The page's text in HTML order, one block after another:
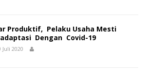
Produktif, Pelaku Usaha Mesti
Dengan Covid-19
Juli 2020